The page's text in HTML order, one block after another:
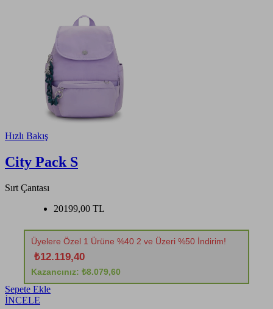
Hızlı Bakış
City Pack S
Sırt Çantası
20199,00 TL
Üyelere Özel 1 Ürüne %40 2 ve Üzeri %50 İndirim!
₺12.119,40
Kazancınız: ₺8.079,60
Sepete Ekle
İNCELE